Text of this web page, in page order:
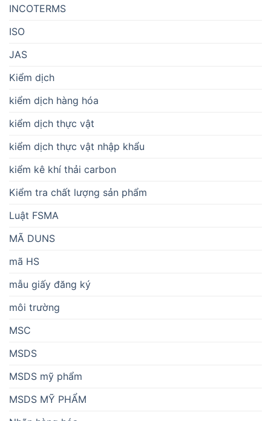
INCOTERMS
ISO
JAS
Kiểm dịch
kiểm dịch hàng hóa
kiểm dịch thực vật
kiểm dịch thực vật nhập khẩu
kiểm kê khí thải carbon
Kiểm tra chất lượng sản phẩm
Luật FSMA
MÃ DUNS
mã HS
mẫu giấy đăng ký
môi trường
MSC
MSDS
MSDS mỹ phẩm
MSDS MỸ PHẨM